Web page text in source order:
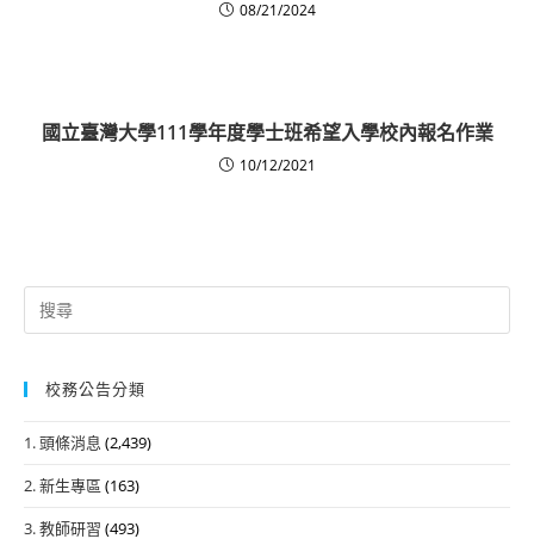
08/21/2024
國立臺灣大學111學年度學士班希望入學校內報名作業
10/12/2021
Search
for:
校務公告分類
1. 頭條消息 (2,439)
2. 新生專區 (163)
3. 教師研習 (493)